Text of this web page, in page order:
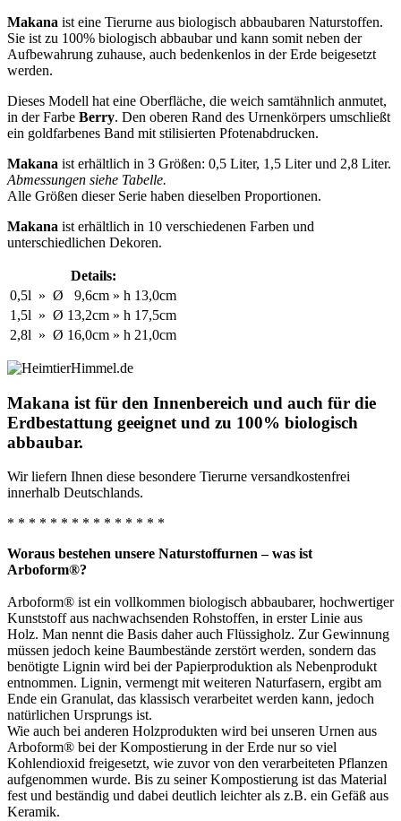
Makana ist eine Tierurne aus biologisch abbaubaren Naturstoffen.
Sie ist zu 100% biologisch abbaubar und kann somit neben der
Aufbewahrung zuhause, auch bedenkenlos in der Erde beigesetzt
werden.
Dieses Modell hat eine Oberfläche, die weich samtähnlich anmutet,
in der Farbe Berry. Den oberen Rand des Urnenkörpers umschließt
ein goldfarbenes Band mit stilisierten Pfotenabdrucken.
Makana ist erhältlich in 3 Größen: 0,5 Liter, 1,5 Liter und 2,8 Liter.
Abmessungen siehe Tabelle.
Alle Größen dieser Serie haben dieselben Proportionen.
Makana ist erhältlich in 10 verschiedenen Farben und
unterschiedlichen Dekoren.
Details:
0,5l » Ø 9,6cm » h 13,0cm
1,5l » Ø 13,2cm » h 17,5cm
2,8l » Ø 16,0cm » h 21,0cm
Makana ist für den Innenbereich und auch für die
Erdbestattung geeignet und zu 100% biologisch
abbaubar.
Wir liefern Ihnen diese besondere Tierurne versandkostenfrei
innerhalb Deutschlands.
* * * * * * * * * * * * * * *
Woraus bestehen unsere Naturstoffurnen – was ist
Arboform®?
Arboform® ist ein vollkommen biologisch abbaubarer, hochwertiger
Kunststoff aus nachwachsenden Rohstoffen, in erster Linie aus
Holz. Man nennt die Basis daher auch Flüssigholz. Zur Gewinnung
müssen jedoch keine Baumbestände zerstört werden, sondern das
benötigte Lignin wird bei der Papierproduktion als Nebenprodukt
entnommen. Lignin, vermengt mit weiteren Naturfasern, ergibt am
Ende ein Granulat, das klassisch verarbeitet werden kann, jedoch
natürlichen Ursprungs ist.
Wie auch bei anderen Holzprodukten wird bei unseren Urnen aus
Arboform® bei der Kompostierung in der Erde nur so viel
Kohlendioxid freigesetzt, wie zuvor von den verarbeiteten Pflanzen
aufgenommen wurde. Bis zu seiner Kompostierung ist das Material
fest und beständig und dabei deutlich leichter als z.B. ein Gefäß aus
Keramik.